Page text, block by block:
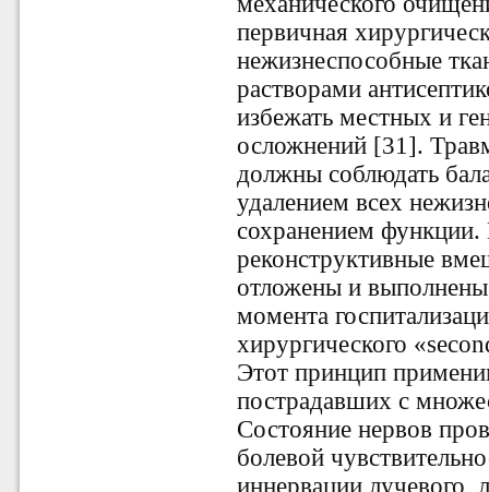
первичная
нежизнеспособные
растворами
избежать местных и
осложнений [31].
должны соблюдать
удалением всех
сохранением
реконструктивные
отложены и выполнены
момента
хирургического
Этот принцип
пострадавших с
Состояние нервов
болевой
иннервации лучевого,